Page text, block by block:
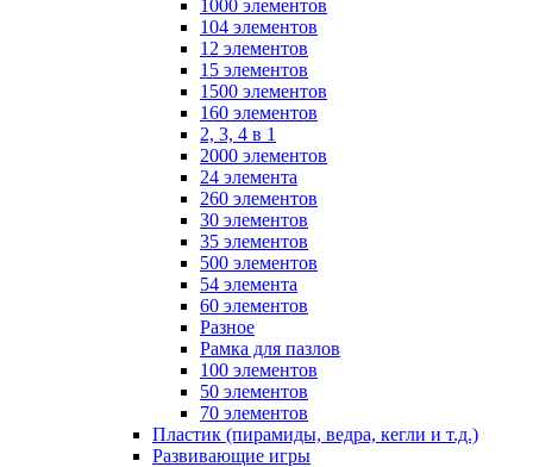
1000 элементов
104 элементов
12 элементов
15 элементов
1500 элементов
160 элементов
2, 3, 4 в 1
2000 элементов
24 элемента
260 элементов
30 элементов
35 элементов
500 элементов
54 элемента
60 элементов
Разное
Рамка для пазлов
100 элементов
50 элементов
70 элементов
Пластик (пирамиды, ведра, кегли и т.д.)
Развивающие игры